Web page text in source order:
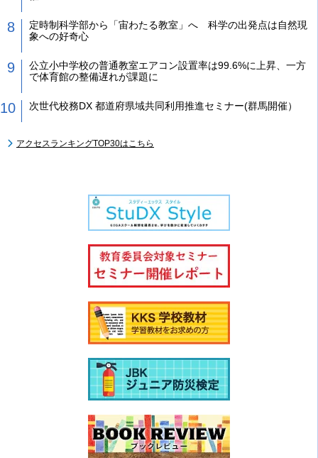
定時制科学部から「宙わたる教室」へ 科学の出発点は自然現
象への好奇心
公立小中学校の普通教室エアコン設置率は99.6%に上昇、一方
で体育館の整備遅れが課題に
次世代校務DX 都道府県域共同利用推進セミナー(群馬開催）
アクセスランキングTOP30はこちら